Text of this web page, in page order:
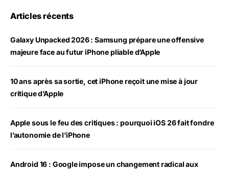
Articles récents
Galaxy Unpacked 2026 : Samsung prépare une offensive
majeure face au futur iPhone pliable d’Apple
10 ans après sa sortie, cet iPhone reçoit une mise à jour
critique d’Apple
Apple sous le feu des critiques : pourquoi iOS 26 fait fondre
l’autonomie de l’iPhone
Android 16 : Google impose un changement radical aux